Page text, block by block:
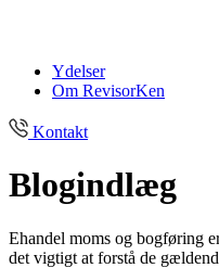
Ydelser
Om RevisorKen
Kontakt
Blogindlæg
Ehandel moms og bogføring
det vigtigt at forstå de